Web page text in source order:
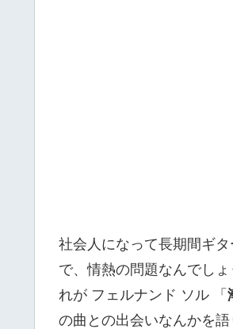
社会人になって長期間ギ
で、情熱の問題なんでし
れが フェルナンド ソル 「
の曲との出会いなんかを